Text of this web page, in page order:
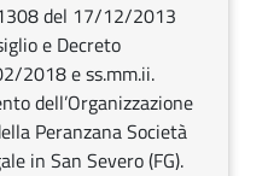
del 17/12/2013
e Decreto
2018 e ss.mm.ii.
dell’Organizzazione
Peranzana Società
in San Severo (FG).